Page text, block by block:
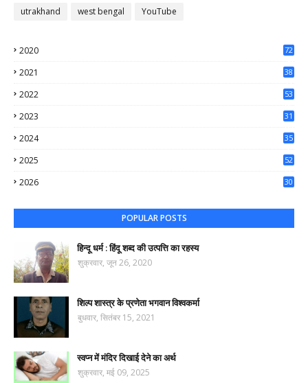
utrakhand west bengal YouTube
2020
72
2021
38
2022
53
2023
31
2024
35
2025
52
2026
30
POPULAR POSTS
हिन्दू धर्म : हिंदू शब्द की उत्पत्ति का रहस्य
शुक्रवार, जून 26, 2020
शिल्प शास्त्र के प्रणेता भगवान विश्वकर्मा
बुधवार, सितंबर 15, 2021
स्वप्न में मंदिर दिखाई देने का अर्थ
शुक्रवार, मई 09, 2025